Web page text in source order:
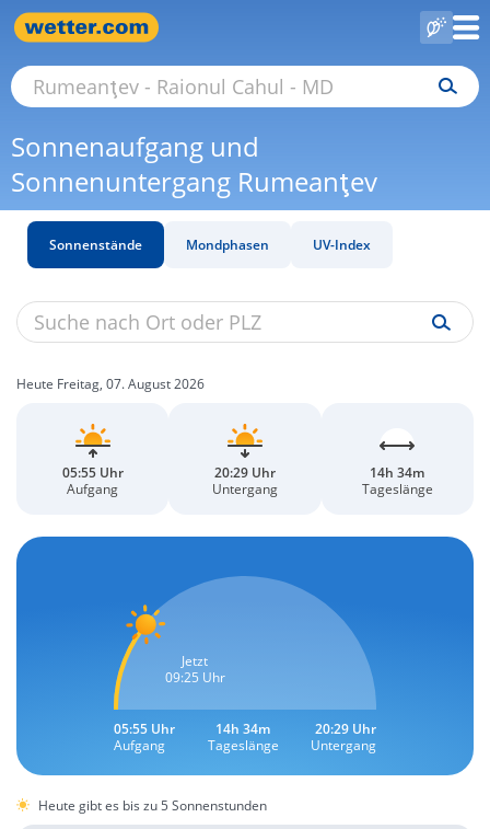
Sonnenaufgang und
Sonnenuntergang Rumeanţev
Sonnenstände Mondphasen UV-Index
Heute Freitag, 07. August 2026
05:55 Uhr
Aufgang
20:29 Uhr
Untergang
14h 34m
Tageslänge
Jetzt
09:25 Uhr
05:55 Uhr
Aufgang
14h 34m
Tageslänge
20:29 Uhr
Untergang
Heute gibt es bis zu 5 Sonnenstunden